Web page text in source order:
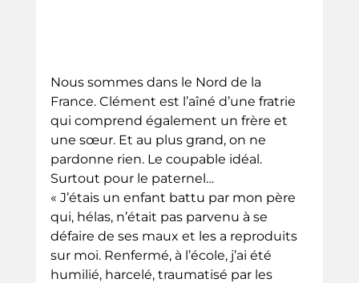
Nous sommes dans le Nord de la
France. Clément est l’aîné d’une fratrie
qui comprend également un frère et
une sœur. Et au plus grand, on ne
pardonne rien. Le coupable idéal.
Surtout pour le paternel…
« J’étais un enfant battu par mon père
qui, hélas, n’était pas parvenu à se
défaire de ses maux et les a reproduits
sur moi. Renfermé, à l’école, j’ai été
humilié, harcelé, traumatisé par les